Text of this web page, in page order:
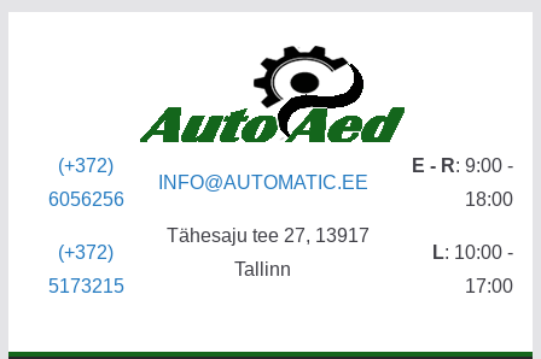
(+372)
6056256
(+372)
5173215
INFO@AUTOMATIC.EE
Tähesaju tee 27, 13917
Tallinn
E - R: 9:00 -
18:00
L: 10:00 -
17:00